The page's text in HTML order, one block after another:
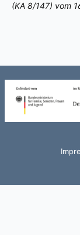
(KA 8/147) vom